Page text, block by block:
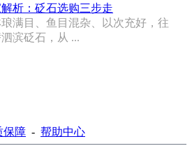
析：砭石选购三步走
满目、鱼目混杂、以次充好，往
滨砭石，从 ...
保障 - 帮助中心